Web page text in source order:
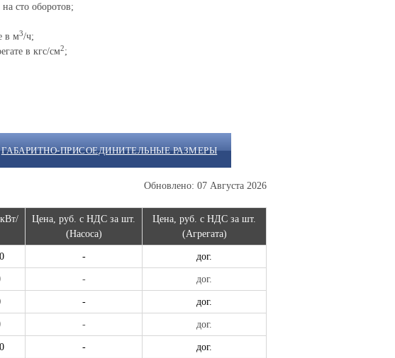
сто оборотов;
в м3/ч;
в кгс/см2;
ГАБАРИТНО-ПРИСОЕДИНИТЕЛЬНЫЕ РАЗМЕРЫ
Обновлено: 07 Августа 2026
Цена, руб. с НДС за шт.
(Насоса)
Цена, руб. с НДС за шт.
(Агрегата)
- дог.
- дог.
- дог.
- дог.
- дог.